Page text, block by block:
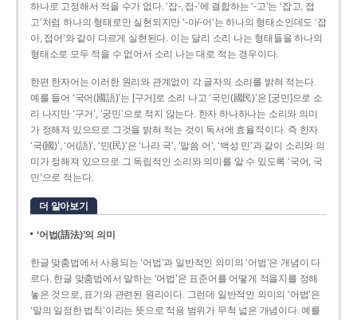
하나로 고정해서 적을 수가 없다. ‘잡-, 접-’에 결합하는 ‘-고’는 ‘잡고, 접
고’처럼 하나의 형태로만 실현되지만 ‘-아/-어’는 하나의 형태소인데도 ‘잡
아, 접어’와 같이 다르게 실현된다. 이는 달리 소리 나는 형태들을 하나의
형태소로 모두 적을 수 없어서 소리 나는 대로 적는 경우이다.
한편 한자어는 이러한 원리와 관계없이 각 글자의 소리를 밝혀 적는다.
예를 들어 ‘국어(國語)’는 [구거]로 소리 나고 ‘국민(國民)’은 [궁민]으로 소
리 나지만 ‘구거’, ‘궁민’으로 적지 않는다. 한자 하나하나는 소리와 의미
가 정해져 있으므로 그것을 밝혀 적는 것이 독서에 효율적이다. 즉 한자
‘국(國)’, ‘어(語)’, ‘민(民)’은 ‘나라 국’, ‘말씀 어’, ‘백성 민’과 같이 소리와 의
미가 정해져 있으므로 그 독립적인 소리와 의미를 알 수 있도록 ‘국어, 국
민’으로 적는다.
더 알아보기
‘어법(語法)’의 의미
한글 맞춤법에서 사용되는 ‘어법’과 일반적인 의미의 ‘어법’은 개념이 다
르다. 한글 맞춤법에서 말하는 ‘어법’은 표준어를 어떻게 적을지를 정해
놓은 것으로, 표기와 관련된 원리이다. 그런데 일반적인 의미의 ‘어법’은
‘말의 일정한 법칙’이라는 뜻으로 적용 범위가 무척 넓은 개념이다. 예를